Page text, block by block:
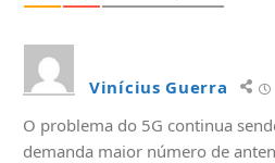
Vinícius Guerra
O problema do 5G continua
demanda maior número de